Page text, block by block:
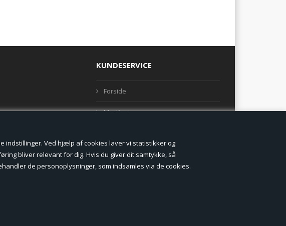
Ved hjælp af cookies laver vi statistikker og
bliver relevant for dig. Hvis du giver dit samtykke, så
de personoplysninger, som indsamles via de cookies.
KUNDESERVICE
Forside
Min Konto
Vilkår og betingelser